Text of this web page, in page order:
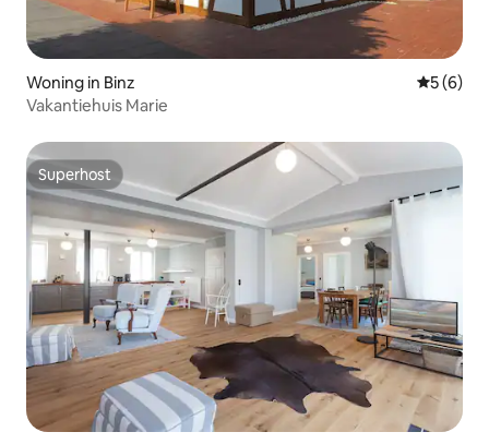
Woning in Binz
5 (6)
Vakantiehuis Marie
Superhost
Superhost